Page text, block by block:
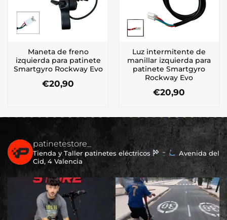
Maneta de freno
izquierda para patinete
Smartgyro Rockway Evo
€20,90
Luz intermitente de
manillar izquierda para
patinete Smartgyro
Rockway Evo
€20,90
patinetestore_
Tienda y Taller patinetes eléctricos
Avenida del
Cid, 4 Valencia